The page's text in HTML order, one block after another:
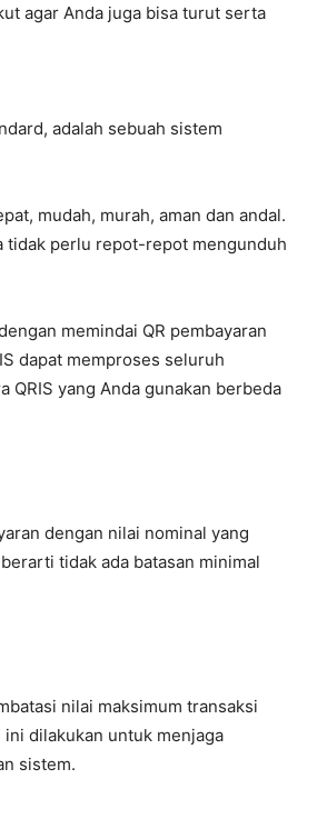
agar Anda juga bisa turut serta
adalah sebuah sistem
mudah, murah, aman dan andal.
tidak perlu repot-repot mengunduh
memindai QR pembayaran
dapat memproses seluruh
QRIS yang Anda gunakan berbeda
dengan nilai nominal yang
tidak ada batasan minimal
nilai maksimum transaksi
dilakukan untuk menjaga
sistem.